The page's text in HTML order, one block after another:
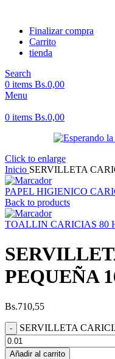
Finalizar compra
Carrito
tienda
Search
0 items Bs.0,00
Menu
0 items Bs.0,00
Click to enlarge
Inicio SERVILLETA
PAPEL HIGIENICO
Back to products
TOALLIN CARICIAS 80
PEQUEÑA
Bs.710,55
SERVILLETA
Añadir al carrito